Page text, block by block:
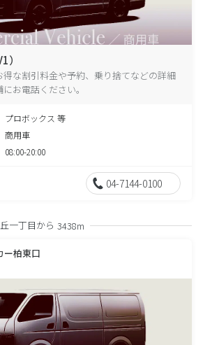
）
な割引料金や予約、乗り捨てなどの詳細
お電話ください。
プロボックス 等
商用車
08:00-20:00
04-7144-0100
一丁目から 3438m
ー柏東口